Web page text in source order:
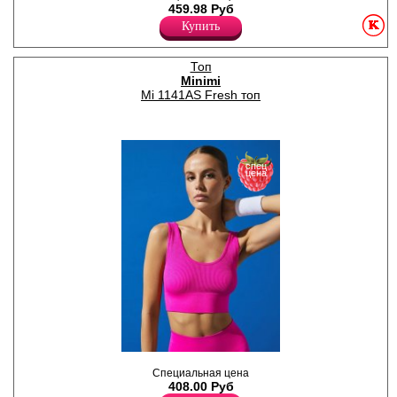
пройме и по низу изделия.
Лайкра 5%
Хлопок 95%
459.98 Руб
Купить
Топ
Minimi
Mi 1141AS Fresh топ
высокотехнологичного
износостойкого материала, в
спец
цена
Специальная цена
408.00 Руб